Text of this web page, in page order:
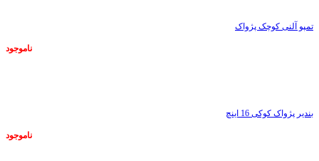
تمپو آلنی کوچک پژواک
ناموجود
بندیر پژواک کوکی 16 اینچ
ناموجود